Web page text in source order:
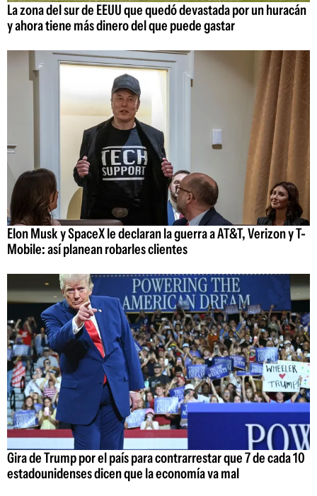
La zona del sur de EEUU que quedó devastada por un huracán
y ahora tiene más dinero del que puede gastar
Elon Musk y SpaceX le declaran la guerra a AT&T, Verizon y T-
Mobile: así planean robarles clientes
Gira de Trump por el país para contrarrestar que 7 de cada 10
estadounidenses dicen que la economía va mal